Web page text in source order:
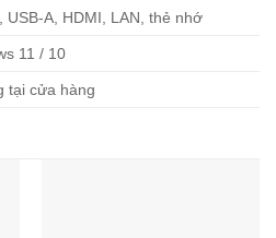
USB-A, HDMI, LAN, thẻ nhớ
11 / 10
tại cửa hàng